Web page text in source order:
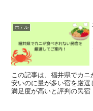
ホテル
この記事は、福井県でカニ
安いのに量が多い宿を厳選して紹介
満足度が高いと評判の民宿・旅館